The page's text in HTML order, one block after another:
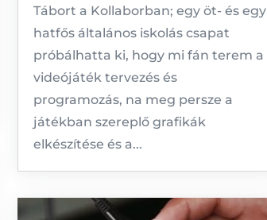
Tábort a Kollaborban; egy öt- és egy
hatfős általános iskolás csapat
próbálhatta ki, hogy mi fán terem a
videójáték tervezés és
programozás, na meg persze a
játékban szereplő grafikák
elkészítése és a...